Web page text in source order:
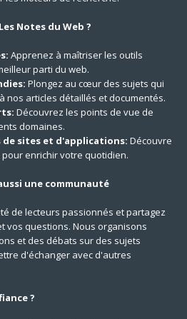
Notes du Web ?
Apprenez à maîtriser les outils
parti du web.
Plongez au cœur des sujets qui
nos articles détaillés et documentés.
Découvrez les points de vue de
domaines.
de sites et d'applications: Découvre
enrichir votre quotidien.
une communauté
de lecteurs passionnés et partagez
vos questions. Nous organisons
et des débats sur des sujets
d'échanger avec d'autres
?